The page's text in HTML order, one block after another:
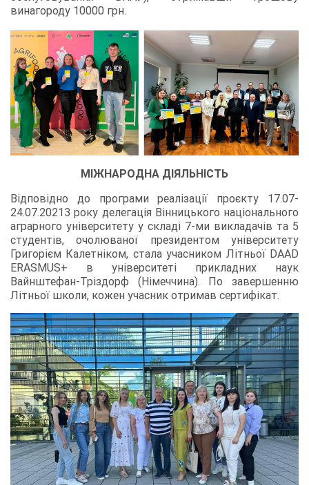
винагороду 10000 грн.
МІЖНАРОДНА ДІЯЛЬНІСТЬ
Відповідно до програми реалізації проєкту 17.07-
24.07.20213 року делегація Вінницького національного
аграрного університету у складі 7-ми викладачів та 5
студентів, очолюваної президентом університету
Григорієм Калетніком, стала учасником Літньої DAAD
ERASMUS+ в університеті прикладних наук
Вайнштефан-Тріздорф (Німеччина). По завершенню
Літньої школи, кожен учасник отримав сертифікат.